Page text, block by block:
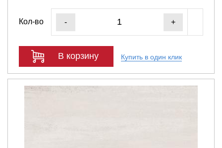
Кол-во - +
В корзину Купить в один клик